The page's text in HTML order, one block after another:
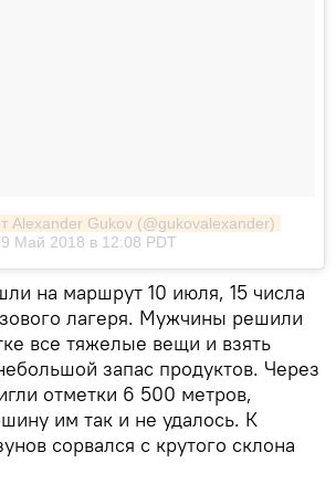
Alexander Gukov (@gukovalexander)
9 Май 2018 в 12:08 PDT
на маршрут 10 июля, 15 числа
лагеря. Мужчины решили
все тяжелые вещи и взять
запас продуктов. Через
отметки 6 500 метров,
им так и не удалось. К
сорвался с крутого склона